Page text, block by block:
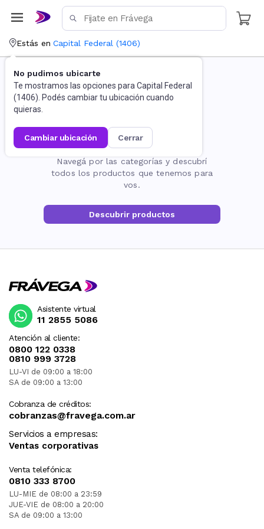
Estás en Capital Federal (1406)
No pudimos ubicarte
Te mostramos las opciones para Capital Federal
(1406). Podés cambiar tu ubicación cuando
quieras.
cambiar ubicación cerrar
La página no existe
Navegá por las categorías y descubrí
todos los productos que tenemos para
vos.
Descubrir productos
Atención al cliente:
0800 122 0338
0810 999 3728
LU-VI de 09:00 a 18:00
SA de 09:00 a 13:00
Cobranza de créditos:
cobranzas@fravega.com.ar
Servicios a empresas:
Ventas corporativas
Venta telefónica:
0810 333 8700
LU-MIE de 08:00 a 23:59
JUE-VIE de 08:00 a 20:00
SA de 09:00 a 13:00
Asistente virtual
11 2855 5086